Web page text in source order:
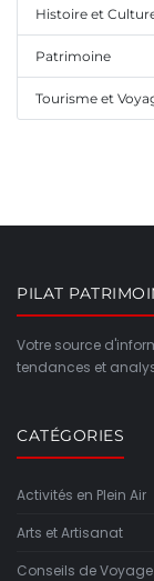
Histoire et
Patrimoine
Tourisme et
PILAT
Votre source
tendances et
CATÉGORIES
Activités en Plein Air
Arts et Artisanat
Conseils de Voyage